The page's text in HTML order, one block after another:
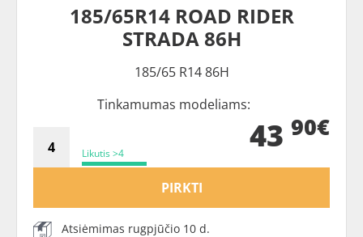
185/65R14 ROAD RIDER
STRADA 86H
185/65 R14 86H
Tinkamumas modeliams:
Likutis >4 43 90€
PIRKTI
Atsiėmimas rugpjūčio 10 d.